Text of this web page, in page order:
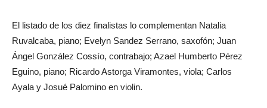
El listado de los diez finalistas lo complementan Natalia
Ruvalcaba, piano; Evelyn Sandez Serrano, saxofón; Juan
Ángel González Cossío, contrabajo; Azael Humberto Pérez
Eguino, piano; Ricardo Astorga Viramontes, viola; Carlos
Ayala y Josué Palomino en violin.